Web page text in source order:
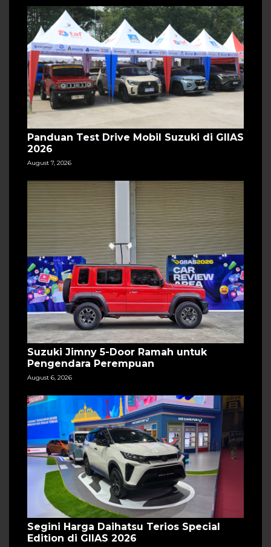
Panduan Test Drive Mobil Suzuki di GIIAS
2026
August 7, 2026
Suzuki Jimny 5-Door Ramah untuk
Pengendara Perempuan
August 6, 2026
Segini Harga Daihatsu Terios Special
Edition di GIIAS 2026